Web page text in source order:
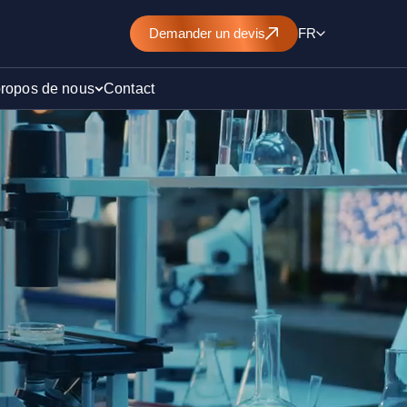
Demander un devis FR
de
de nous Contact